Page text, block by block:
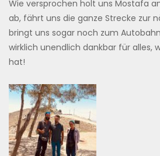
Wie versprochen holt uns Mostafa
ab, fährt uns die ganze Strecke zur
bringt uns sogar noch zum
wirklich unendlich dankbar für alles,
hat!